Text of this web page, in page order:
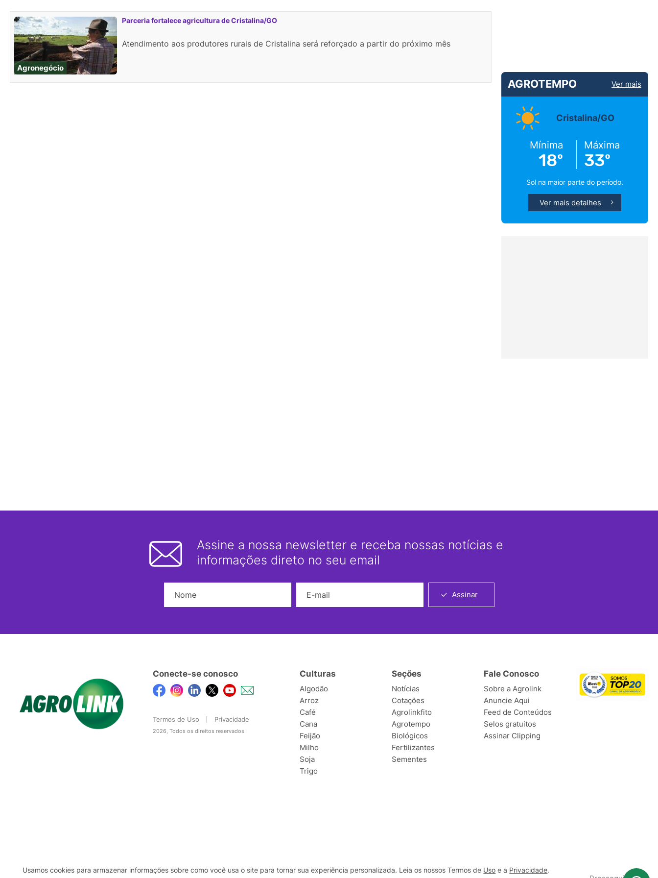
Agronegócio
Parceria fortalece agricultura de Cristalina/GO
Atendimento aos produtores rurais de Cristalina será reforçado a partir do próximo mês
AGROTEMPO Ver mais
Cristalina/GO
Mínima
18º
Máxima
33º
Sol na maior parte do período.
Ver mais detalhes
Assine a nossa newsletter e receba nossas notícias e
informações direto no seu email
Assinar
Conecte-se conosco
Termos de Uso Privacidade
2026, Todos os direitos reservados
Culturas
Algodão
Arroz
Café
Cana
Feijão
Milho
Soja
Trigo
Seções
Notícias
Cotações
Agrolinkfito
Agrotempo
Biológicos
Fertilizantes
Sementes
Fale Conosco
Sobre a Agrolink
Anuncie Aqui
Feed de Conteúdos
Selos gratuitos
Assinar Clipping
Usamos cookies para armazenar informações sobre como você usa o site para tornar sua experiência personalizada. Leia os nossos Termos de Uso e a Privacidade.